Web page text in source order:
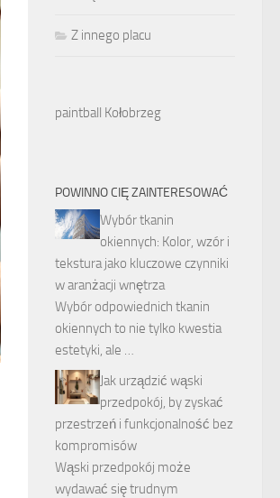
Z innego placu
paintball Kołobrzeg
POWINNO CIĘ ZAINTERESOWAĆ
Wybór tkanin
okiennych: Kolor, wzór i
tekstura jako kluczowe czynniki
w aranżacji wnętrza
Wybór odpowiednich tkanin
okiennych to nie tylko kwestia
estetyki, ale …
Jak urządzić wąski
przedpokój, by zyskać
przestrzeń i funkcjonalność bez
kompromisów
Wąski przedpokój może
wydawać się trudnym